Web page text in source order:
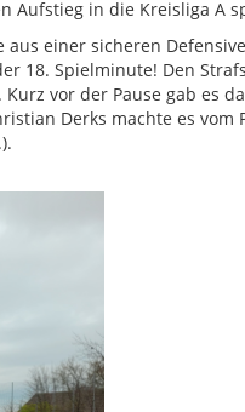
in die Kreisliga A
einer sicheren
18. Spielminute! Den
vor der Pause gab es
Derks machte es vom